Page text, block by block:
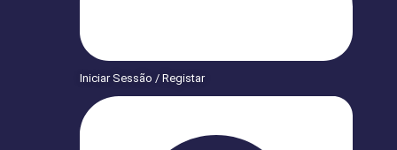
Iniciar Sessão / Registar